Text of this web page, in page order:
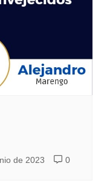
de 2023 0